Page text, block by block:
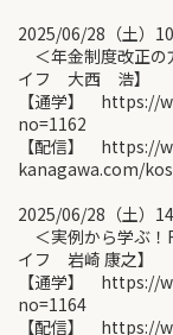
2025/06/28（土）
＜年金制度改正の
イフ 大西 浩】
【通学】 https://
no=1162
【配信】 https://
kanagawa.com/
2025/06/28（土）
＜実例から学ぶ！
イフ 岩崎 康之】
【通学】 https://
no=1164
【配信】 https://